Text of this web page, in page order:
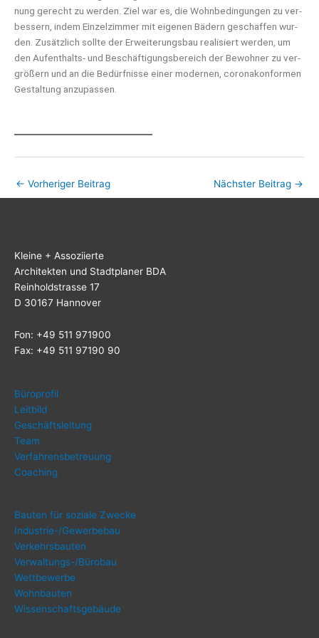
nung gerecht zu wer­den. Ziel war es, die Wohn­be­din­gun­gen zu ver­
bes­sern, indem Ein­zel­zim­mer mit eige­nen Bädern geschaf­fen wur­
den. Zusätz­lich soll­te der Erwei­te­rungs­bau rea­li­siert wer­den, um
den Auf­ent­halts- und Beschäf­ti­gungs­be­reich der Bewoh­ner zu ver­
grö­ßern und an die Bedürf­nis­se einer moder­nen, coro­na­kon­for­men
Gestal­tung anzupassen.
← Vorheriger Beitrag Nächster Beitrag →
Klei­ne + Assoziierte
Archi­tek­ten und Stadt­pla­ner BDA
Rein­hold­stras­se 17
D 30167 Hannover
Fon: +49 511 971900
Fax: +49 511 97190 90
Büro­pro­fil
Leit­bild
Geschäfts­lei­tung
Team
Ver­fah­rens­be­treu­ung
Coa­ching
Bau­ten für sozia­le Zwecke
Indus­trie-/Ge­wer­be­bau
Ver­kehrs­bau­ten
Ver­wal­tungs-/Bü­ro­bau
Wett­be­wer­be
Wohn­bau­ten
Wis­sen­schafts­ge­bäu­de